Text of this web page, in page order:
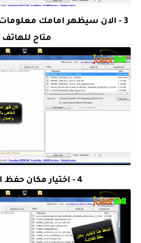
3 - الان سيظهر امامك
متاح للهاتف
4 - اختيار مكان حفظ الفلاشة